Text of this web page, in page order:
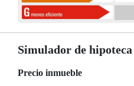
Simulador de hipoteca
Precio inmueble